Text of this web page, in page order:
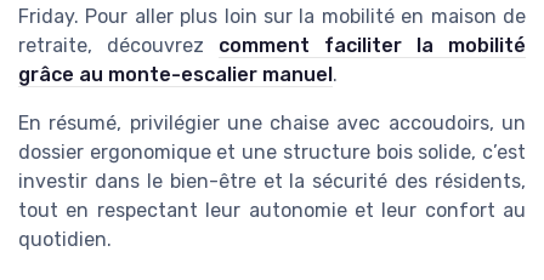
Friday. Pour aller plus loin sur la mobilité en maison de
retraite, découvrez comment faciliter la mobilité
grâce au monte-escalier manuel.
En résumé, privilégier une chaise avec accoudoirs, un
dossier ergonomique et une structure bois solide, c’est
investir dans le bien-être et la sécurité des résidents,
tout en respectant leur autonomie et leur confort au
quotidien.